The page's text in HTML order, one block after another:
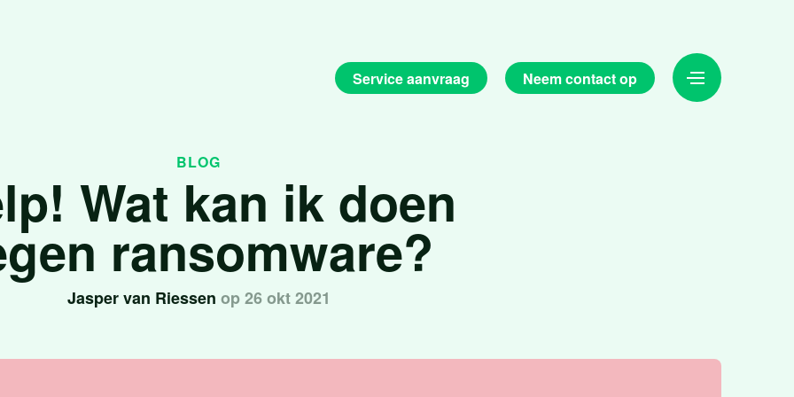
Service aanvraag Neem contact op
BLOG
Wat kan ik doen
ransomware?
Jasper van Riessen op 26 okt 2021